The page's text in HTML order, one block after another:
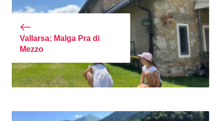
Vallarsa: Malga Pra di
Mezzo